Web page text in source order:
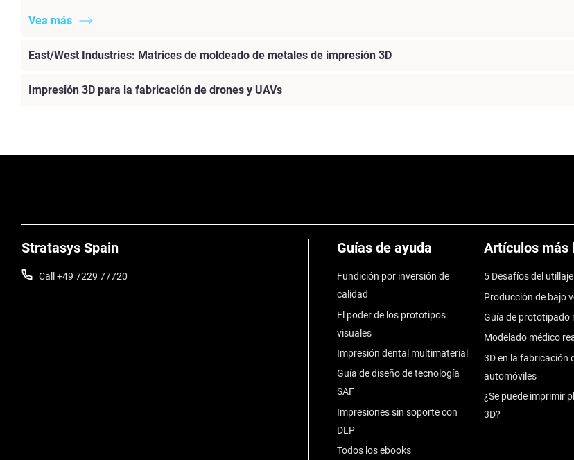
Vea más
East/West Industries: Matrices de moldeado de metales de impresión 3D
Impresión 3D para la fabricación de drones y UAVs
Stratasys Spain
Call +49 7229 77720
Guías de ayuda
Fundición por inversión de
calidad
El poder de los prototipos
visuales
Impresión dental multimaterial
Guía de diseño de tecnología
SAF
Impresiones sin soporte con
DLP
Todos los ebooks
Artículos más
5 Desafíos del utillaje
Producción de bajo
Guía de prototipado
Modelado médico
3D en la fabricación
automóviles
¿Se puede imprimir
3D?